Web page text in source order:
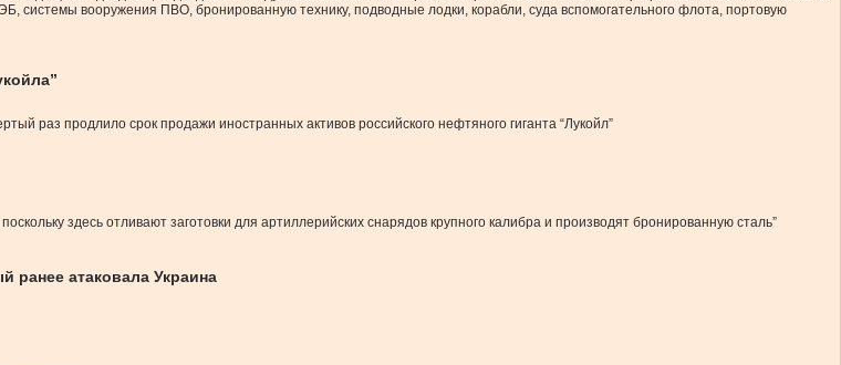
системы вооружения ПВО, бронированную технику, подводные лодки, корабли, суда вспомогательного флота, портовую
раз продлило срок продажи иностранных активов российского нефтяного гиганта “Лукойл”
здесь отливают заготовки для артиллерийских снарядов крупного калибра и производят бронированную сталь”
ранее атаковала Украина